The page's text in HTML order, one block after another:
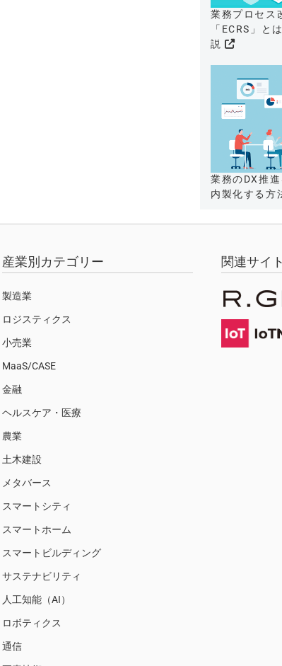
業務プロセス
「ECRS」と
説
業務のDX推
内製化する方
産業別カテゴリー
製造業
ロジスティクス
小売業
MaaS/CASE
金融
ヘルスケア・医療
農業
土木建設
メタバース
スマートシティ
スマートホーム
スマートビルディング
サステナビリティ
人工知能（AI）
ロボティクス
通信
関連サイト